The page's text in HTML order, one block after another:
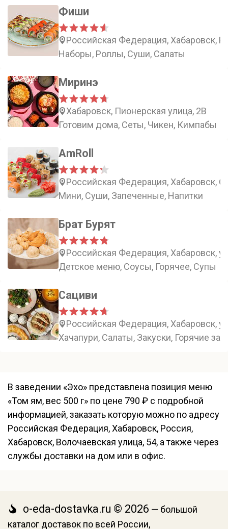
Фиши
Российская Федерация, Хабаровск,
Наборы, Роллы, Суши, Салаты
Миринэ
Хабаровск, Пионерская улица, 2В
Готовим дома, Сеты, Чикен, Кимпабы
AmRoll
Российская Федерация, Хабаровск,
Мини, Суши, Запеченные, Напитки
Брат Бурят
Российская Федерация, Хабаровск,
Детское меню, Соусы, Горячее, Супы
Сациви
Российская Федерация, Хабаровск,
Хачапури, Салаты, Закуски, Горячие
В заведении «Эхо» представлена позиция меню
«Том ям, вес 500 г» по цене 790 ₽ с подробной
информацией, заказать которую можно по адресу
Российская Федерация, Хабаровск, Россия,
Хабаровск, Волочаевская улица, 54, а также через
службы доставки на дом или в офис.
o-eda-dostavka.ru © 2026 — большой
каталог доставок по всей России,